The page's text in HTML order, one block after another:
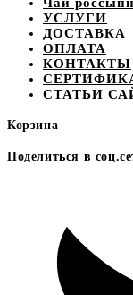
УСЛУГИ
ДОСТАВКА
ОПЛАТА
КОНТАКТЫ
СТАТЬИ
Корзина
Поделиться в